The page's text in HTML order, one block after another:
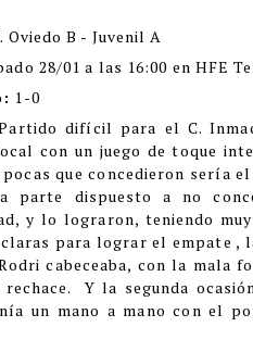
Oviedo B - Juvenil A
28/01 a las 16:00 en HFE
1-0
difícil para el C.
con un juego de toque
pocas que concedieron sería
parte dispuesto a no
y lo lograron, teniendo
para lograr el empate
cabeceaba, con la mala
Y la segunda
un mano a mano con el